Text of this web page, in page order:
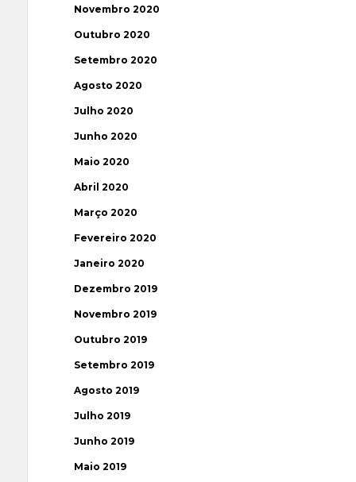
Novembro 2020
Outubro 2020
Setembro 2020
Agosto 2020
Julho 2020
Junho 2020
Maio 2020
Abril 2020
Março 2020
Fevereiro 2020
Janeiro 2020
Dezembro 2019
Novembro 2019
Outubro 2019
Setembro 2019
Agosto 2019
Julho 2019
Junho 2019
Maio 2019